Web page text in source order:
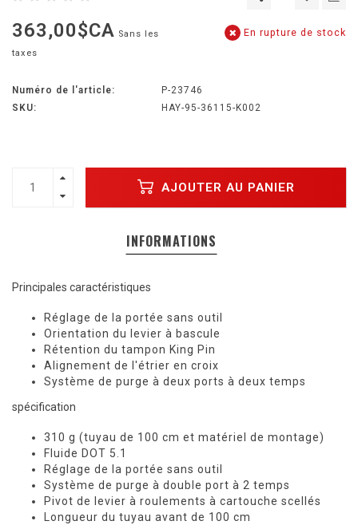
363,00$CA Sans les
taxes
En rupture de stock
Numéro de l'article:
P-23746
SKU:
HAY-95-36115-K002
AJOUTER AU PANIER
INFORMATIONS
Principales caractéristiques
Réglage de la portée sans outil
Orientation du levier à bascule
Rétention du tampon King Pin
Alignement de l'étrier en croix
Système de purge à deux ports à deux temps
spécification
310 g (tuyau de 100 cm et matériel de montage)
Fluide DOT 5.1
Réglage de la portée sans outil
Système de purge à double port à 2 temps
Pivot de levier à roulements à cartouche scellés
Longueur du tuyau avant de 100 cm